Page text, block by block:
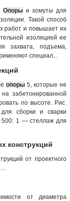
Опоры и хомуты для
Такой способ
работ и повышает их
изоляцией ее
захвата, подъема,
специал...
опоры 5, которые не
забетонированной
по высоте. Рис.
сборки и сварки
500: 1 — стеллаж для
конструкций
от проектного
от диаметра